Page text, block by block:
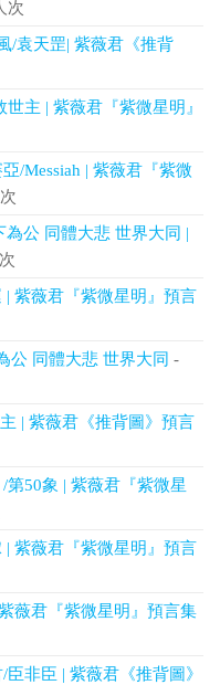
次
/袁天罡| 紫薇君《推背
主 | 紫薇君『紫微星明』
/Messiah | 紫薇君『紫微
公 同體大悲 世界大同 |
紫薇君『紫微星明』預言
公 同體大悲 世界大同 -
| 紫薇君《推背圖》預言
50象 | 紫薇君『紫微星
紫薇君『紫微星明』預言
薇君『紫微星明』預言集
非臣 | 紫薇君《推背圖》